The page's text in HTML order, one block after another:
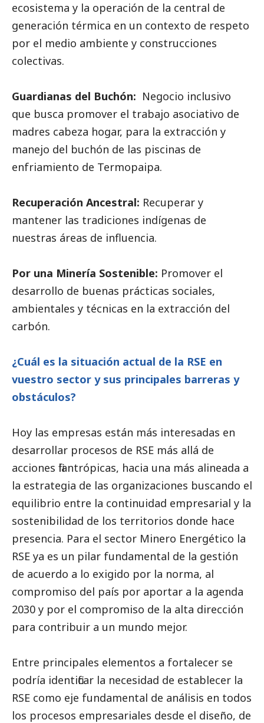
ecosistema y la operación de la central de
generación térmica en un contexto de respeto
por el medio ambiente y construcciones
colectivas.
Guardianas del Buchón: Negocio inclusivo
que busca promover el trabajo asociativo de
madres cabeza hogar, para la extracción y
manejo del buchón de las piscinas de
enfriamiento de Termopaipa.
Recuperación Ancestral: Recuperar y
mantener las tradiciones indígenas de
nuestras áreas de influencia.
Por una Minería Sostenible: Promover el
desarrollo de buenas prácticas sociales,
ambientales y técnicas en la extracción del
carbón.
¿Cuál es la situación actual de la RSE en
vuestro sector y sus principales barreras y
obstáculos?
Hoy las empresas están más interesadas en
desarrollar procesos de RSE más allá de
acciones filantrópicas, hacia una más alineada a
la estrategia de las organizaciones buscando el
equilibrio entre la continuidad empresarial y la
sostenibilidad de los territorios donde hace
presencia. Para el sector Minero Energético la
RSE ya es un pilar fundamental de la gestión
de acuerdo a lo exigido por la norma, al
compromiso del país por aportar a la agenda
2030 y por el compromiso de la alta dirección
para contribuir a un mundo mejor.
Entre principales elementos a fortalecer se
podría identificar la necesidad de establecer la
RSE como eje fundamental de análisis en todos
los procesos empresariales desde el diseño, de